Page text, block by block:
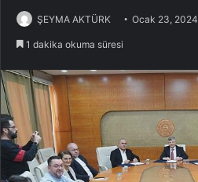
ŞEYMA AKTÜRK Ocak 23, 2024
1 dakika okuma süresi